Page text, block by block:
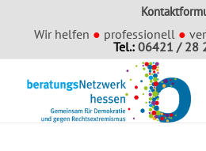
Wir helfen ● professionell ●
Tel.:06421 / 28